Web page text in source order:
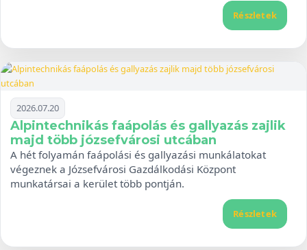
Részletek
2026.07.20
Alpintechnikás faápolás és gallyazás zajlik
majd több józsefvárosi utcában
A hét folyamán faápolási és gallyazási munkálatokat
végeznek a Józsefvárosi Gazdálkodási Központ
munkatársai a kerület több pontján.
Részletek